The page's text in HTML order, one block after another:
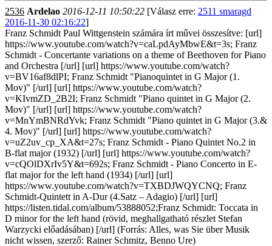
2536 Ardelao 2016-12-11 10:50:22 [Válasz erre: 2511 smaragd
2016-11-30 02:16:22]
Franz Schmidt Paul Wittgenstein számára írt művei összesítve: [url]
https://www.youtube.com/watch?v=caLpdAyMbwE&t=3s; Franz
Schmidt - Concertante variations on a theme of Beethoven for Piano
and Orchestra [/url] [url] https://www.youtube.com/watch?
v=BV16af8dlPI; Franz Schmidt "Pianoquintet in G Major (1.
Mov)" [/url] [url] https://www.youtube.com/watch?
v=KIvmZD_2B2I; Franz Schmidt "Piano quintet in G Major (2.
Mov)" [/url] [url] https://www.youtube.com/watch?
v=MnYmBNRdYvk; Franz Schmidt "Piano quintet in G Major (3.&
4. Mov)" [/url] [url] https://www.youtube.com/watch?
v=uZ2uv_cp_XA&t=27s; Franz Schmidt - Piano Quintet No.2 in
B-flat major (1932) [/url] [url] https://www.youtube.com/watch?
v=cQOlDXrIv5Y&t=692s; Franz Schmidt - Piano Concerto in E-
flat major for the left hand (1934) [/url] [url]
https://www.youtube.com/watch?v=TXBDJWQYCNQ; Franz
Schmidt-Quintett in A-Dur (4.Satz – Adagio) [/url] [url]
https://listen.tidal.com/album/53888052;Franz Schmidt: Toccata in
D minor for the left hand (rövid, meghallgatható részlet Stefan
Warzycki előadásában) [/url] (Forrás: Alles, was Sie über Musik
nicht wissen, szerző: Rainer Schmitz, Benno Ure)